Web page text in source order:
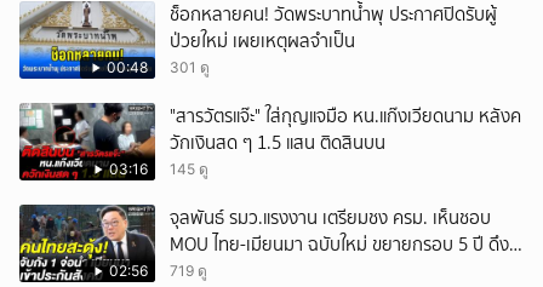
00:48
ช็อกหลายคน! วัดพระบาทน้ำพุ ประกาศปิดรับผู้
ป่วยใหม่ เผยเหตุผลจำเป็น
301 ดู
03:16
"สารวัตรแจ๊ะ" ใส่กุญแจมือ หน.แก๊งเวียดนาม หลังค
วักเงินสด ๆ 1.5 แสน ติดสินบน
145 ดู
02:56
จุลพันธ์ รมว.แรงงาน เตรียมชง ครม. เห็นชอบ
MOU ไทย-เมียนมา ฉบับใหม่ ขยายกรอบ 5 ปี ดึง
แรงงานเข้าระบบ
719 ดู